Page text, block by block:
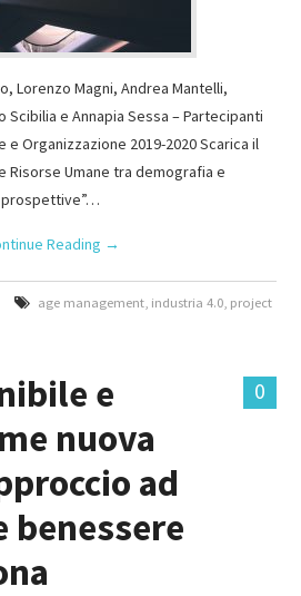
Lorenzo Magni, Andrea Mantelli,
Scibilia e Annapia Sessa – Partecipanti
e Organizzazione 2019-2020 Scarica il
Risorse Umane tra demografia e
prospettive”…
Reading →
age management, industria 4.0, project
0
e
nuova
ad
benessere